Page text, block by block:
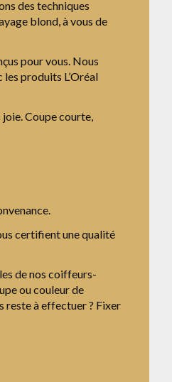
des techniques
blond, à vous de
pour vous. Nous
produits L’Oréal
Coupe courte,
certifient une qualité
de nos coiffeurs-
ou couleur de
reste à effectuer ? Fixer